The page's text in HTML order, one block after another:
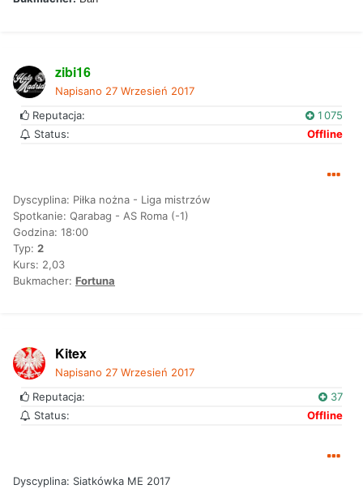
zibi16
Napisano 27 Wrzesień 2017
Reputacja:
1 075
Status:
Offline
Dyscyplina: Piłka nożna - Liga mistrzów
Spotkanie: Qarabag - AS Roma (-1)
Godzina: 18:00
Typ: 2
Kurs: 2,03
Bukmacher: Fortuna
Kitex
Napisano 27 Wrzesień 2017
Reputacja:
37
Status:
Offline
Dyscyplina: Siatkówka ME 2017